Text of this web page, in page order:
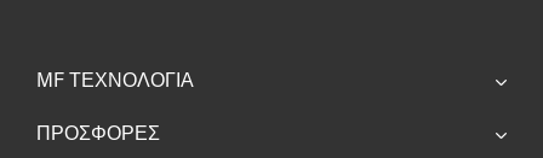
MF ΤΕΧΝΟΛΟΓΊΑ
ΠΡΟΣΦΟΡΕΣ